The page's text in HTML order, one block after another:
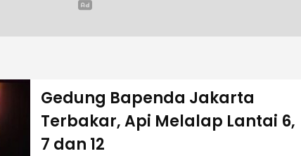
Gedung Bapenda Jakarta
Terbakar, Api Melalap Lantai 6,
7 dan 12